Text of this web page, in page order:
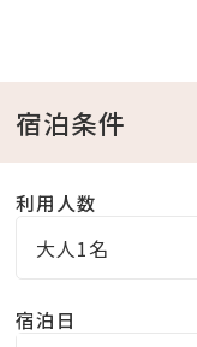
18：00／7～9月 9
※屋外プールのご
・エステサロン「
00（最終受付20：
22：30）
宿泊条件
利用人数
大人1名
宿泊日